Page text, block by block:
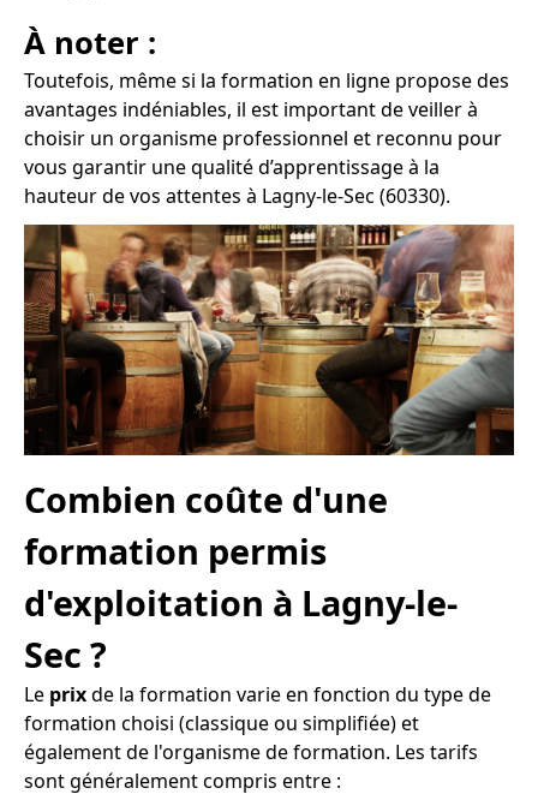
À noter :
Toutefois, même si la formation en ligne propose des
avantages indéniables, il est important de veiller à
choisir un organisme professionnel et reconnu pour
vous garantir une qualité d’apprentissage à la
hauteur de vos attentes à Lagny-le-Sec (60330).
Combien coûte d'une
formation permis
d'exploitation à Lagny-le-
Sec ?
Le prixde la formation varie en fonction du type de
formation choisi (classique ou simplifiée) et
également de l'organisme de formation. Les tarifs
sont généralement compris entre :